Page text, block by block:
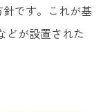
針です。これが基
どが設置された